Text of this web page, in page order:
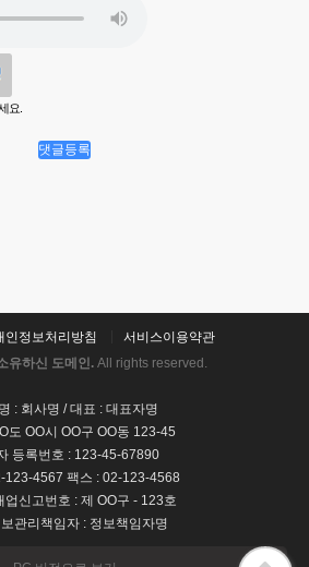
요.
댓글등록
인정보처리방침
서비스이용약관
유하신 도메인. All rights reserved.
: 회사명 / 대표 : 대표자명
도 OO시 OO구 OO동 123-45
등록번호 : 123-45-67890
123-4567 팩스 : 02-123-4568
업신고번호 : 제 OO구 - 123호
관리책임자 : 정보책임자명